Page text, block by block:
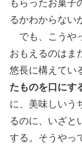
もらったお菓子
るかわからない
でも、こうや
おもえるのはま
悠長に構えてい
たものを口にす
に、美味しいう
るのに、いざと
する。そうやっ